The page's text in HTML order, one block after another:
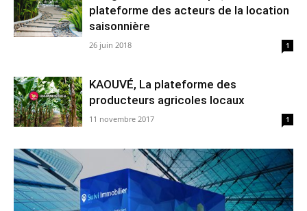
plateforme des acteurs de la location
saisonnière
26 juin 2018 1
KAOUVÉ, La plateforme des
producteurs agricoles locaux
11 novembre 2017 1